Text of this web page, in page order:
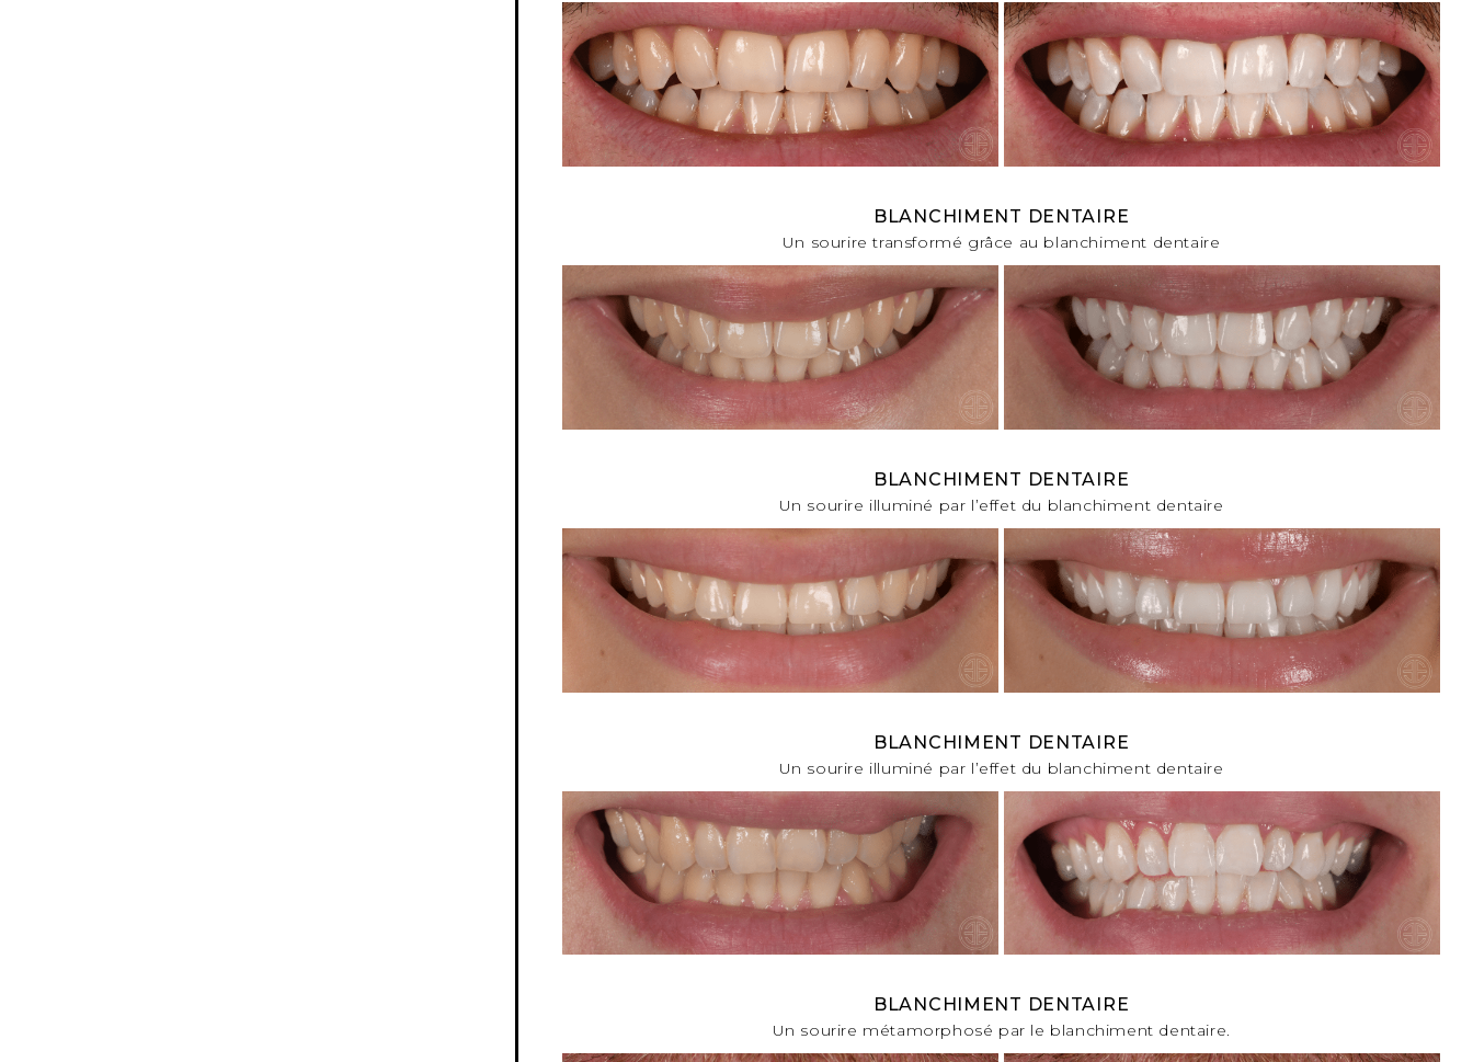
BLANCHIMENT DENTAIRE
Un sourire transformé grâce au blanchiment dentaire
BLANCHIMENT DENTAIRE
Un sourire illuminé par l’effet du blanchiment dentaire
BLANCHIMENT DENTAIRE
Un sourire illuminé par l’effet du blanchiment dentaire
BLANCHIMENT DENTAIRE
Un sourire métamorphosé par le blanchiment dentaire.